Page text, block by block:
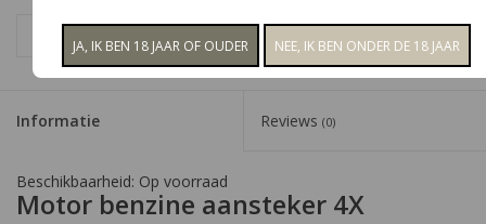
+
Informatie Reviews (0)
Beschikbaarheid: Op voorraad
Motor benzine aansteker 4X